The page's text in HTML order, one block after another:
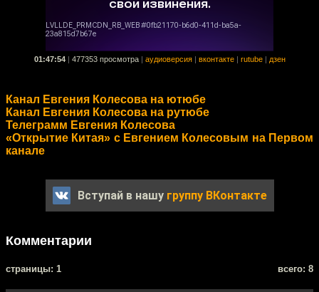
01:47:54 477353 просмотра аудиоверсия вконтакте rutube дзен
Канал Евгения Колесова на ютюбе
Канал Евгения Колесова на рутюбе
Телеграмм Евгения Колесова
«Открытие Китая» с Евгением Колесовым на Первом
канале
Вступай в нашу группу ВКонтакте
Комментарии
cтраницы: 1 всего: 8